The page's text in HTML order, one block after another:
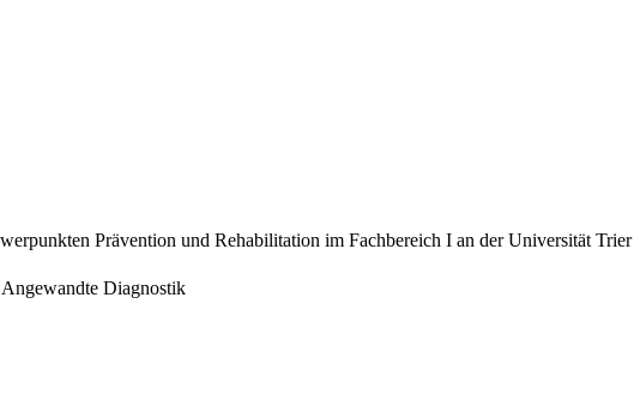
Prävention und Rehabilitation im Fachbereich I an der Universität Trier
Diagnostik